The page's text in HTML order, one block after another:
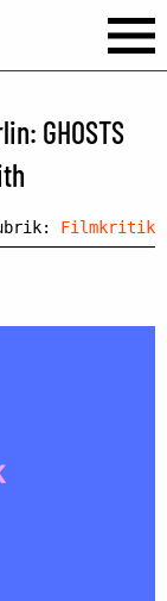
GHOSTS
Filmkritik